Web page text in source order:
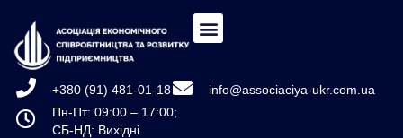
+380 (91) 481-01-18
info@associaciya-ukr.com.ua
Пн-Пт: 09:00 – 17:00;
СБ-НД: Вихідні.